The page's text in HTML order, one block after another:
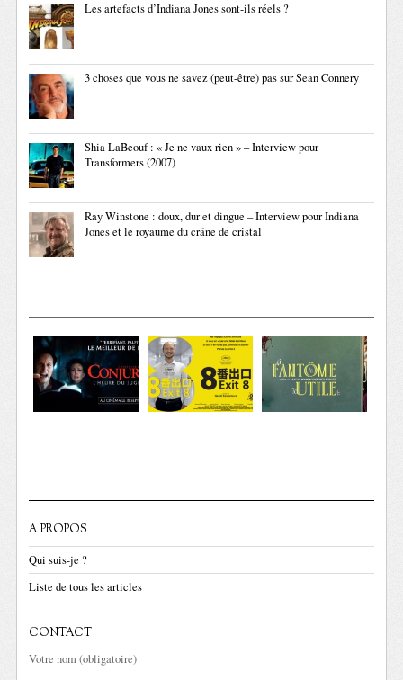
Les artefacts d’Indiana Jones sont-ils réels ?
3 choses que vous ne savez (peut-être) pas sur Sean Connery
Shia LaBeouf : « Je ne vaux rien » – Interview pour
Transformers (2007)
Ray Winstone : doux, dur et dingue – Interview pour Indiana
Jones et le royaume du crâne de cristal
A PROPOS
Qui suis-je ?
Liste de tous les articles
CONTACT
Votre nom (obligatoire)